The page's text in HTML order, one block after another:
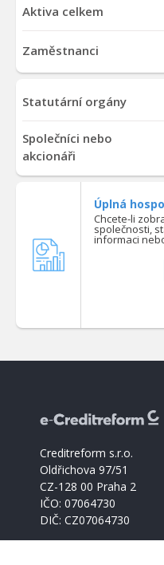
Aktiva celkem
Zaměstnanci
Statutární orgány
Společníci nebo
akcionáři
Úplná
Chcete-li
společnosti,
informaci
Creditreform s.r.o.
Oldřichova 97/51
CZ-128 00 Praha 2
IČO: 07064730
DIČ: CZ07064730